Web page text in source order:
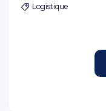
Logistique